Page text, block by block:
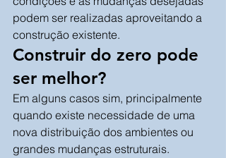
podem ser realizadas aproveitando a
construção existente.
Construir do zero pode
ser melhor?
Em alguns casos sim, principalmente
quando existe necessidade de uma
nova distribuição dos ambientes ou
grandes mudanças estruturais.